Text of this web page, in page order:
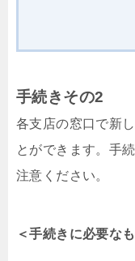
手続きその2
各支店の窓口で新
とができます。手
注意ください。
＜手続きに必要な